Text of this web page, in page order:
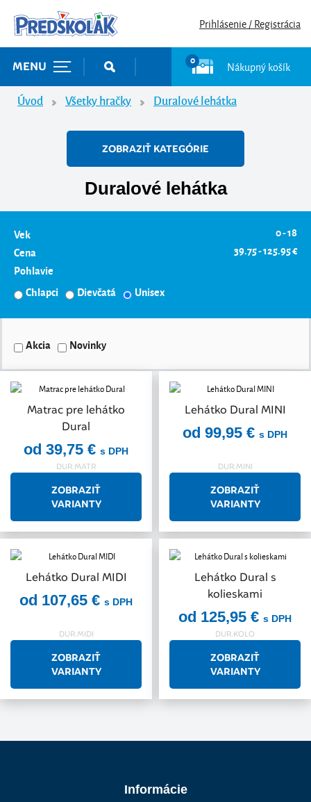
Prihlásenie / Registrácia
MENU 0 Nákupný košík
Úvod Všetky hračky Duralové lehátka
ZOBRAZIŤ KATEGÓRIE
Duralové lehátka
Vek
0 - 18
Cena
39.75 - 125.95 €
Pohlavie
Chlapci
Dievčatá Unisex
Akcia Novinky
Matrac pre lehátko
Dural
od 39,75 € s DPH
DUR.MATR
ZOBRAZIŤ
VARIANTY
Lehátko Dural MINI
od 99,95 € s DPH
DUR.MINI
ZOBRAZIŤ
VARIANTY
Lehátko Dural MIDI
od 107,65 € s DPH
DUR.MIDI
ZOBRAZIŤ
VARIANTY
Lehátko Dural s
kolieskami
od 125,95 € s DPH
DUR.KOLO
ZOBRAZIŤ
VARIANTY
Informácie